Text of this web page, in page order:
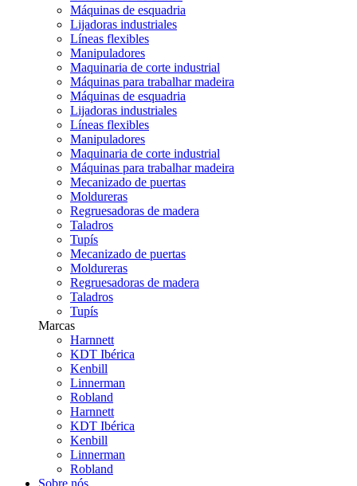
Máquinas de esquadria
Lijadoras industriales
Líneas flexibles
Manipuladores
Maquinaria de corte industrial
Máquinas para trabalhar madeira
Máquinas de esquadria
Lijadoras industriales
Líneas flexibles
Manipuladores
Maquinaria de corte industrial
Máquinas para trabalhar madeira
Mecanizado de puertas
Moldureras
Regruesadoras de madera
Taladros
Tupís
Mecanizado de puertas
Moldureras
Regruesadoras de madera
Taladros
Tupís
Marcas
Harnnett
KDT Ibérica
Kenbill
Linnerman
Robland
Harnnett
KDT Ibérica
Kenbill
Linnerman
Robland